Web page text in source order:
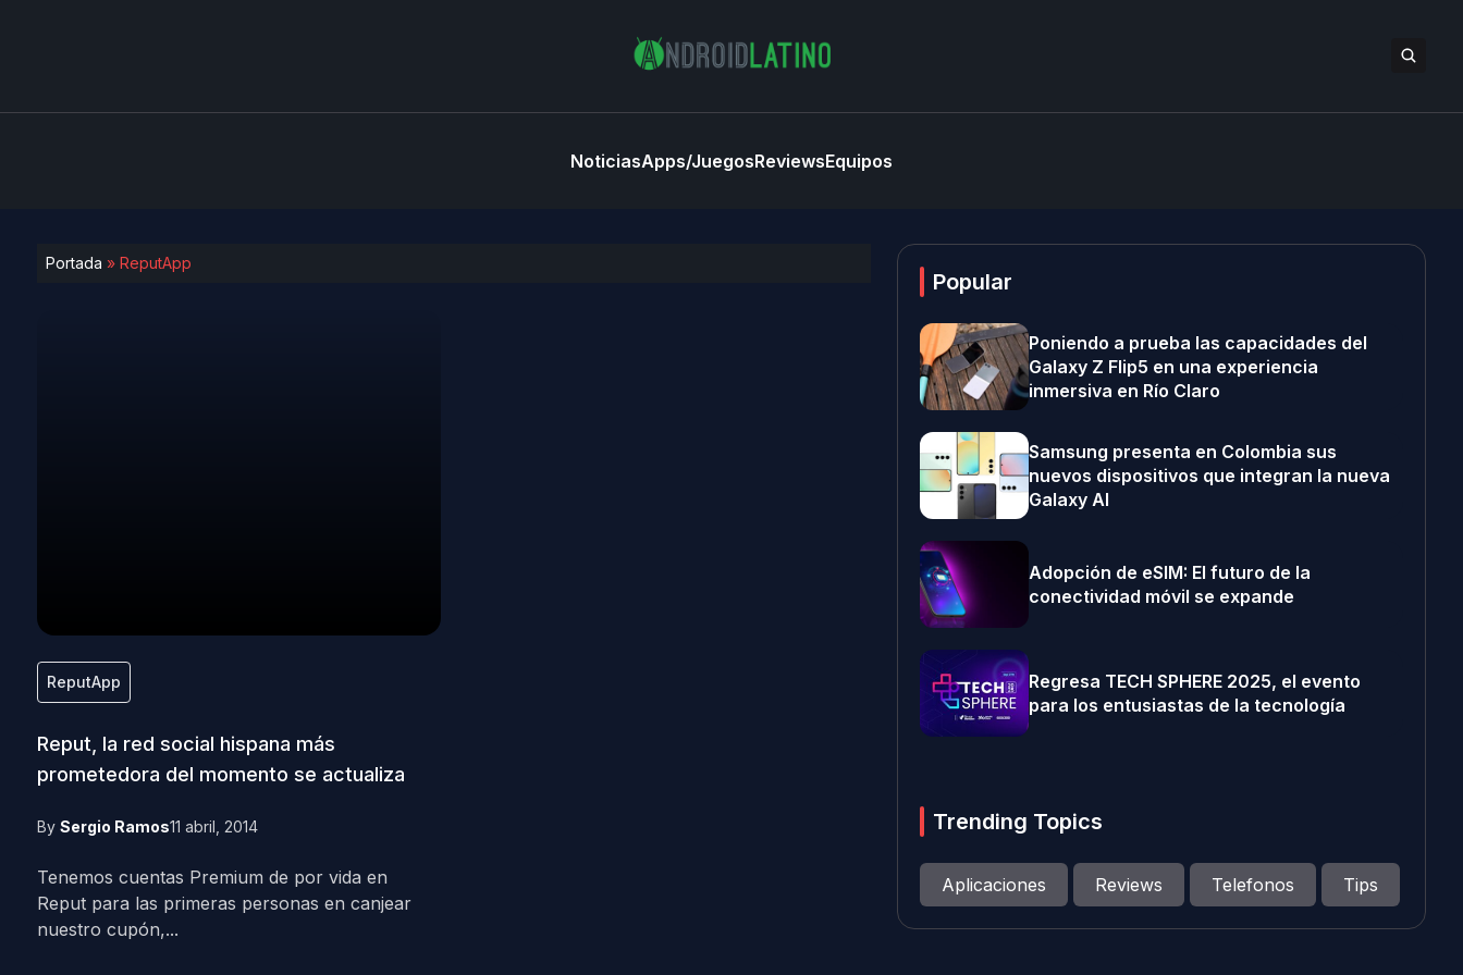
NoticiasApps/JuegosReviewsEquipos
Portada » ReputApp
ReputApp
Reput, la red social hispana más
prometedora del momento se actualiza
By Sergio Ramos11 abril, 2014
Tenemos cuentas Premium de por vida en
Reput para las primeras personas en canjear
nuestro cupón,...
Popular
Poniendo a prueba las capacidades del
Galaxy Z Flip5 en una experiencia
inmersiva en Río Claro
Samsung presenta en Colombia sus
nuevos dispositivos que integran la nueva
Galaxy AI
Adopción de eSIM: El futuro de la
conectividad móvil se expande
Regresa TECH SPHERE 2025, el evento
para los entusiastas de la tecnología
Trending Topics
Aplicaciones Reviews Telefonos Tips